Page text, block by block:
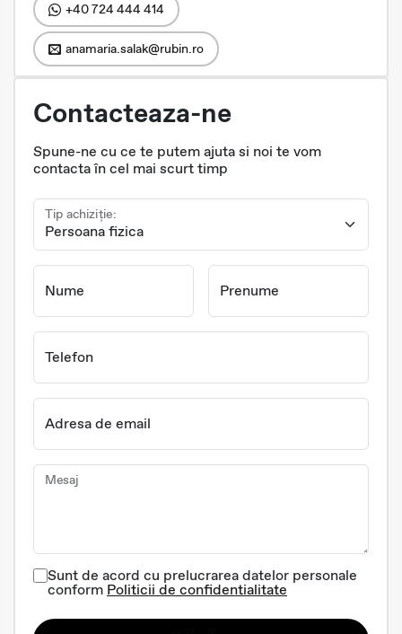
+40 724 444 414
anamaria.salak@rubin.ro
Contacteaza-ne
Spune-ne cu ce te putem ajuta si noi te vom
contacta în cel mai scurt timp
Tip achiziție:
Nume Prenume
Telefon
Adresa de email
Mesaj
Sunt de acord cu prelucrarea datelor personale
conform Politicii de confidentialitate